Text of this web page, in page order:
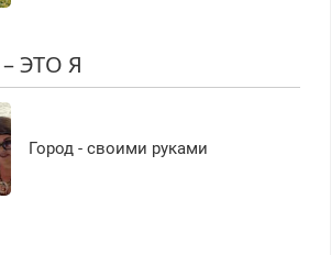
ЭТО Я
Город - своими руками